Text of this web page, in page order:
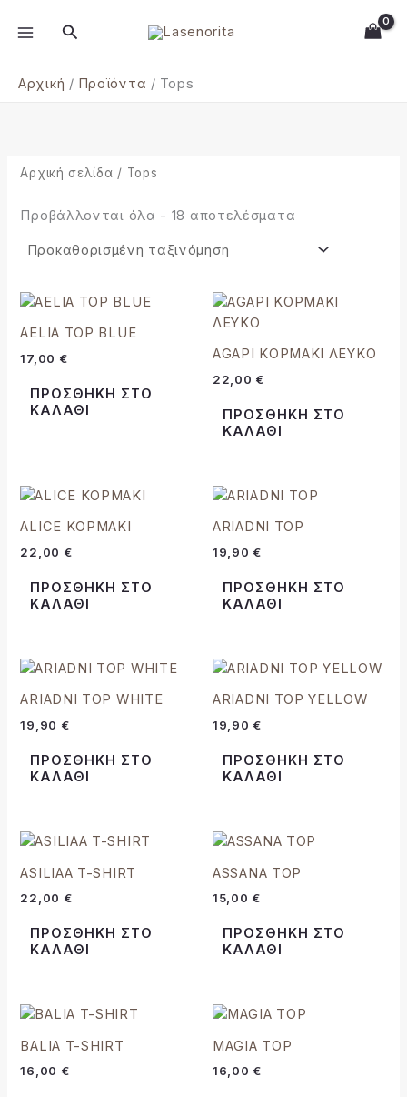
στο
Αναζήτηση
Αρχική Προϊόντα Tops
Αρχική σελίδα / Tops
Προβάλλονται όλα - 18 αποτελέσματα
AELIA TOP BLUE
17,00 €
ΠΡΟΣΘΉΚΗ ΣΤΟ
ΚΑΛΆΘΙ
AGAPI ΚΟΡΜΑΚΙ ΛΕΥΚΟ
22,00 €
ΠΡΟΣΘΉΚΗ ΣΤΟ
ΚΑΛΆΘΙ
ALICE ΚΟΡΜΑΚΙ
22,00 €
ΠΡΟΣΘΉΚΗ ΣΤΟ
ΚΑΛΆΘΙ
ARIADNI TOP
19,90 €
ΠΡΟΣΘΉΚΗ ΣΤΟ
ΚΑΛΆΘΙ
ARIADNI TOP WHITE
19,90 €
ΠΡΟΣΘΉΚΗ ΣΤΟ
ΚΑΛΆΘΙ
ARIADNI TOP YELLOW
19,90 €
ΠΡΟΣΘΉΚΗ ΣΤΟ
ΚΑΛΆΘΙ
ASILIAA T-SHIRT
22,00 €
ΠΡΟΣΘΉΚΗ ΣΤΟ
ΚΑΛΆΘΙ
ASSANA TOP
15,00 €
ΠΡΟΣΘΉΚΗ ΣΤΟ
ΚΑΛΆΘΙ
BALIA T-SHIRT
16,00 €
MAGIA TOP
16,00 €